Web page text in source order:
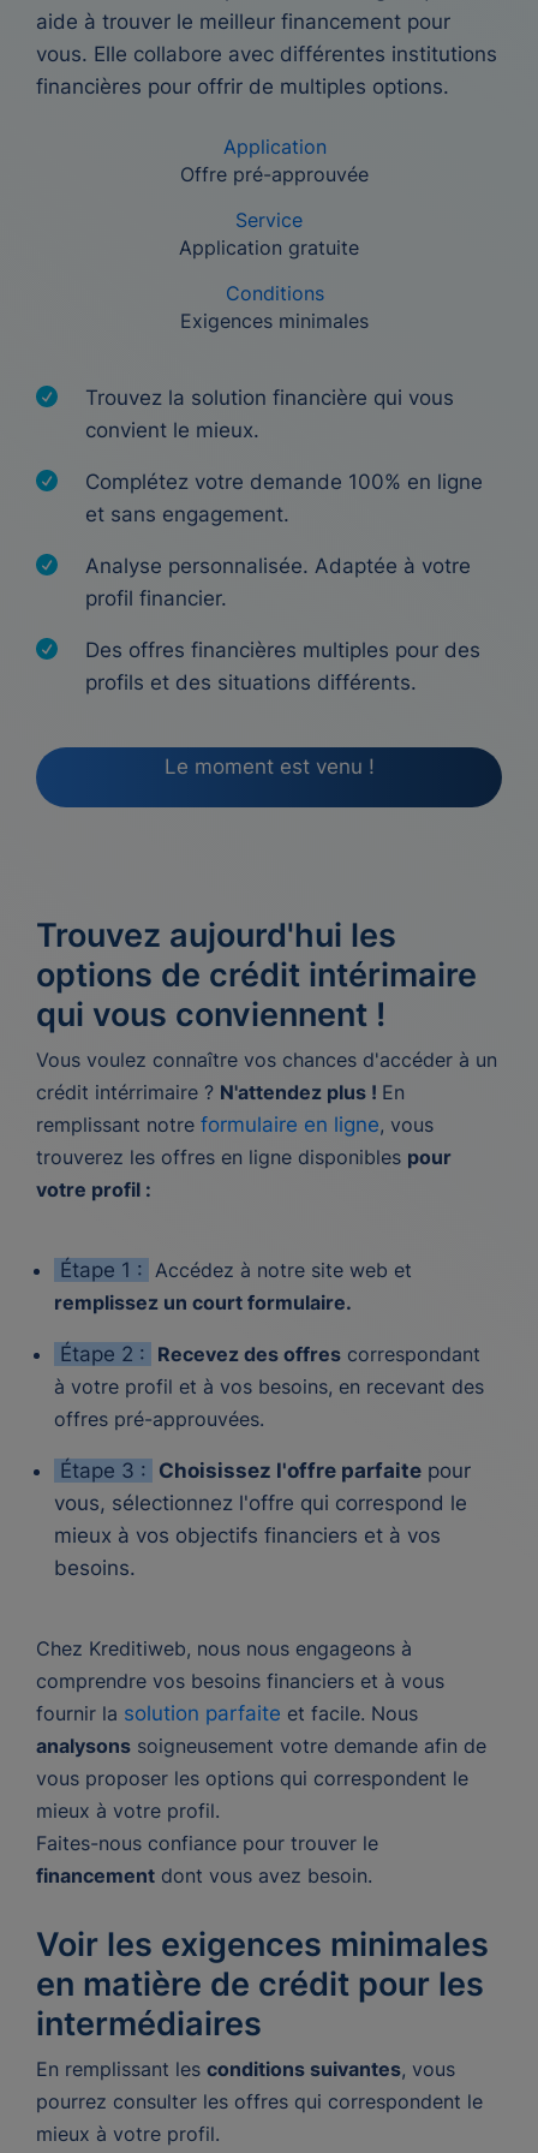
aide à trouver le meilleur financement pour
vous. Elle collabore avec différentes institutions
financières pour offrir de multiples options.
Application
Offre pré-approuvée
Service
Application gratuite
Conditions
Exigences minimales
Trouvez la solution financière qui vous
convient le mieux.
Complétez votre demande 100% en ligne
et sans engagement.
Analyse personnalisée. Adaptée à votre
profil financier.
Des offres financières multiples pour des
profils et des situations différents.
Le moment est venu !
Trouvez aujourd'hui les
options de crédit intérimaire
qui vous conviennent !
Vous voulez connaître vos chances d'accéder à un
crédit intérrimaire ? N'attendez plus ! En
remplissant notre formulaire en ligne, vous
trouverez les offres en ligne disponibles pour
votre profil :
Étape 1 : Accédez à notre site web et
remplissez un court formulaire.
Étape 2 : Recevez des offres correspondant
à votre profil et à vos besoins, en recevant des
offres pré-approuvées.
Étape 3 : Choisissez l'offre parfaite pour
vous, sélectionnez l'offre qui correspond le
mieux à vos objectifs financiers et à vos
besoins.
Chez Kreditiweb, nous nous engageons à
comprendre vos besoins financiers et à vous
fournir la solution parfaite et facile. Nous
analysons soigneusement votre demande afin de
vous proposer les options qui correspondent le
mieux à votre profil.
Faites-nous confiance pour trouver le
financement dont vous avez besoin.
Voir les exigences minimales
en matière de crédit pour les
intermédiaires
En remplissant les conditions suivantes, vous
pourrez consulter les offres qui correspondent le
mieux à votre profil.